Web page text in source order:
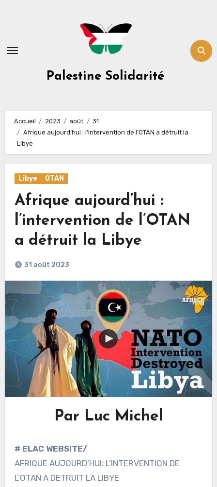
Palestine Solidarité
Accueil 2023 août
31
Afrique aujourd’hui : l’intervention de l’OTAN a détruit la
Libye
Libye OTAN
Afrique aujourd’hui :
l’intervention de l’OTAN
a détruit la Libye
31 août 2023
Par Luc Michel
# ELAC WEBSITE/
AFRIQUE AUJOURD’HUI: L’INTERVENTION DE
L’OTAN A DETRUIT LA LIBYE